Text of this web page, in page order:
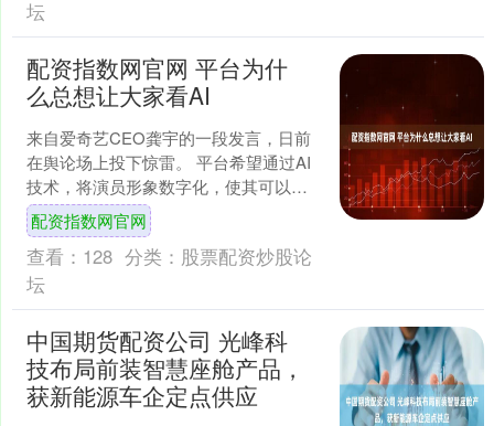
坛
配资指数网官网 平台为什
么总想让大家看AI
来自爱奇艺CEO龚宇的一段发言，日前
在舆论场上投下惊雷。 平台希望通过AI
技术，将演员形象数字化，使其可以在
不增加拍摄强度的情况下参与更多内容
生产。但龚宇给出的....
配资指数网官网
查看： 128 分类： 股票配资炒股论
坛
中国期货配资公司 光峰科
技布局前装智慧座舱产品，
获新能源车企定点供应